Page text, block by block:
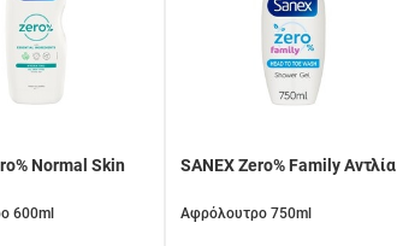
Normal Skin
600ml
SANEX Zero% Family Αντλία
Αφρόλουτρο 750ml